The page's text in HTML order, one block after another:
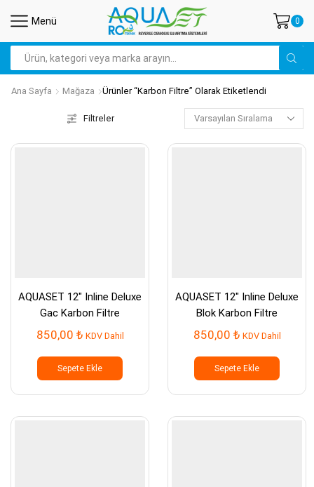
Menü 0
Arama
Ana Sayfa Mağaza Ürünler “karbon Filtre” Olarak Etiketlendi
Filtreler
AQUASET 12″ Inline Deluxe
Gac Karbon Filtre
850,00 ₺ KDV Dahil
Sepete Ekle
AQUASET 12″ Inline Deluxe
Blok Karbon Filtre
850,00 ₺ KDV Dahil
Sepete Ekle